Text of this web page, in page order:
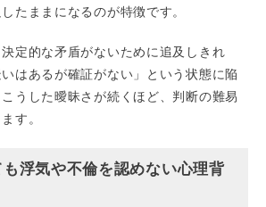
たままになるのが特徴です。
定的な矛盾がないために追及しきれ
はあるが確証がない」という状態に陥
うした曖昧さが続くほど、判断の難易
す。
浮気や不倫を認めない心理背